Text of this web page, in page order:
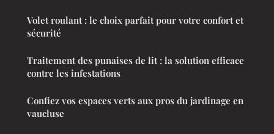
Volet roulant : le choix parfait pour votre confort et
sécurité
Traitement des punaises de lit : la solution efficace
contre les infestations
Confiez vos espaces verts aux pros du jardinage en
vaucluse